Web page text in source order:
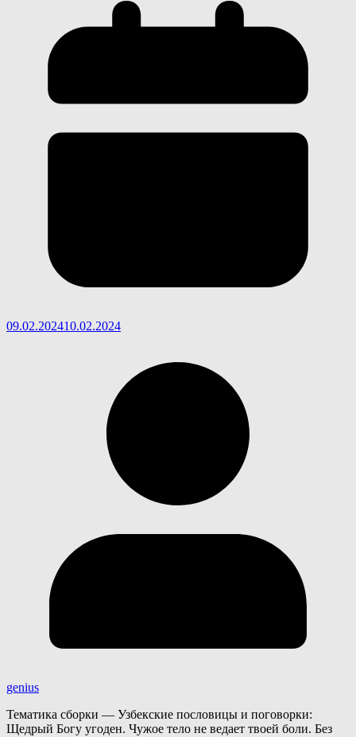
09.02.202410.02.2024
genius
Тематика сборки — Узбекские пословицы и поговорки:
Щедрый Богу угоден. Чужое тело не ведает твоей боли. Без